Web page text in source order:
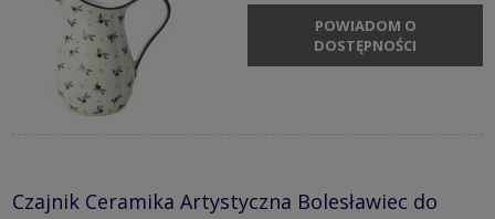
POWIADOM O
DOSTĘPNOŚCI
Czajnik Ceramika Artystyczna Bolesławiec do